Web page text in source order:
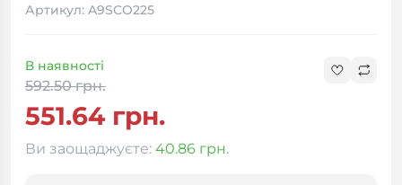
Артикул: A9SCO225
В наявності
592.50 грн.
551.64 грн.
Ви заощаджуєте: 40.86 грн.